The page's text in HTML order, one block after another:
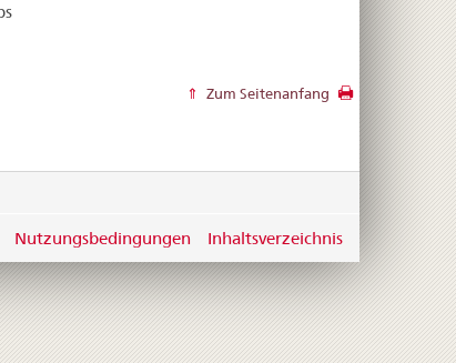
Zum Seitenanfang
Nutzungsbedingungen Inhaltsverzeichnis